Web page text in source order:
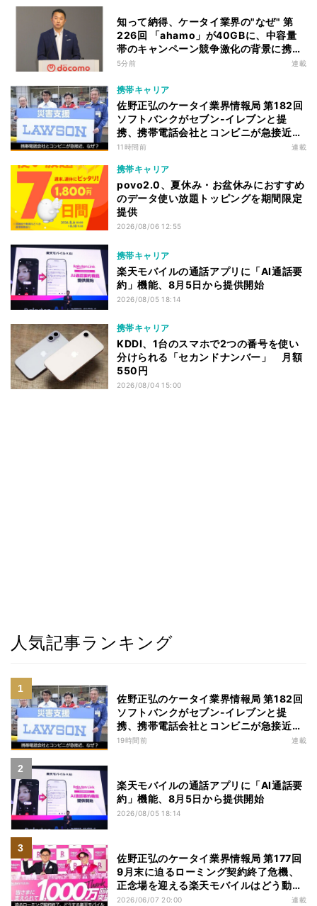
知って納得、ケータイ業界の"なぜ" 第
226回 「ahamo」が40GBに、中容量
帯のキャンペーン競争激化の背景に携帯
各社の“迷い”あり
5分前 連載
携帯キャリア
佐野正弘のケータイ業界情報局 第182回
ソフトバンクがセブン-イレブンと提
携、携帯電話会社とコンビニが急接近す
る理由は
11時間前 連載
携帯キャリア
povo2.0、夏休み・お盆休みにおすすめ
のデータ使い放題トッピングを期間限定
提供
2026/08/06 12:55
携帯キャリア
楽天モバイルの通話アプリに「AI通話要
約」機能、8月5日から提供開始
2026/08/05 18:14
携帯キャリア
KDDI、1台のスマホで2つの番号を使い
分けられる「セカンドナンバー」 月額
550円
2026/08/04 15:00
人気記事ランキング
佐野正弘のケータイ業界情報局 第182回
ソフトバンクがセブン-イレブンと提
携、携帯電話会社とコンビニが急接近す
る理由は
19時間前 連載
楽天モバイルの通話アプリに「AI通話要
約」機能、8月5日から提供開始
2026/08/05 18:14
佐野正弘のケータイ業界情報局 第177回
9月末に迫るローミング契約終了危機、
正念場を迎える楽天モバイルはどう動
く？
2026/06/07 20:00 連載